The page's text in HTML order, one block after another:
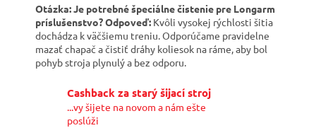
s
u
Otázka: Je potrebné špeciálne čistenie pre Longarm
príslušenstvo?Odpoveď: Kvôli vysokej rýchlosti šitia
dochádza k väčšiemu treniu. Odporúčame pravidelne
mazať chapač a čistiť dráhy koliesok na ráme, aby bol
pohyb stroja plynulý a bez odporu.
Cashback za starý šijací stroj
...vy šijete na novom a nám ešte
poslúži